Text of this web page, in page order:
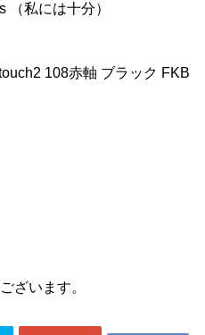
（私には十分）
108赤軸 ブラック FKB
ざいます。